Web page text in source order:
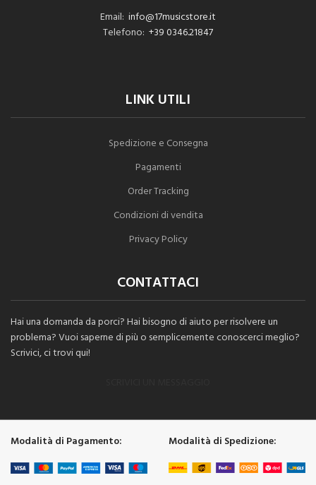
Email: info@17musicstore.it
Telefono: +39 0346.21847
LINK UTILI
Spedizione e Consegna
Pagamenti
Order Tracking
Condizioni di vendita
Privacy Policy
CONTATTACI
Hai una domanda da porci? Hai bisogno di aiuto per risolvere un
problema? Vuoi saperne di più o semplicemente conoscerci meglio?
Scrivici, ci trovi qui!
Modalità di Pagamento: Modalità di Spedizione: